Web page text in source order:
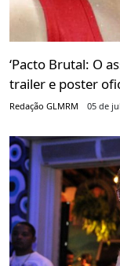
‘Pacto Brutal: O
trailer e poster
Redação GLMRM 05 de